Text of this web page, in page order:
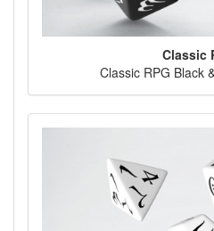
Classic
Classic RPG Black